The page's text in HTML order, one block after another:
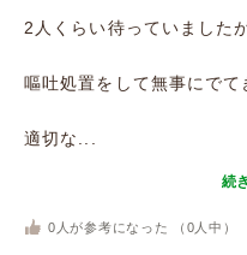
2人くらい待っていました
嘔吐処置をして無事にでて
適切な...
続
0 人が参考になった （ 0 人中）